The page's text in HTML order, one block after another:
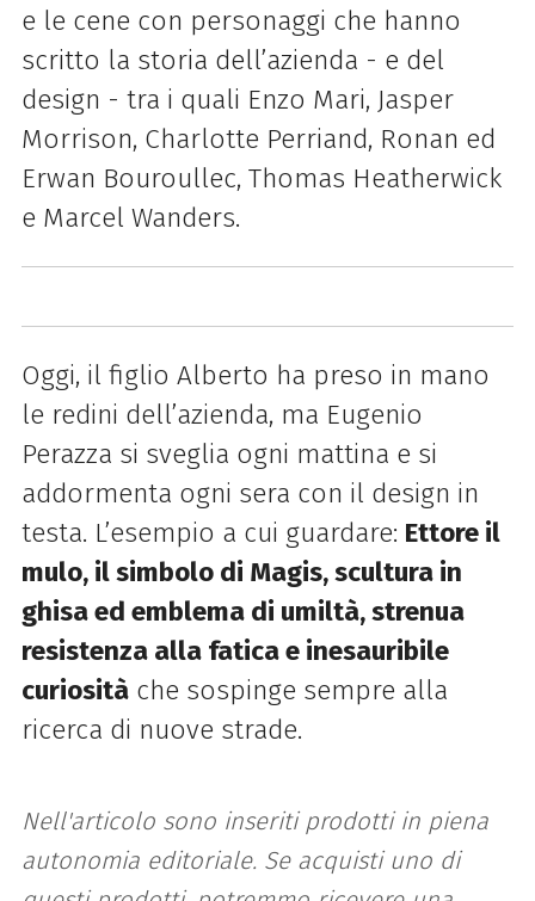
e le cene con personaggi che hanno
scritto la storia dell’azienda - e del
design - tra i quali Enzo Mari, Jasper
Morrison, Charlotte Perriand, Ronan ed
Erwan Bouroullec, Thomas Heatherwick
e Marcel Wanders.
Oggi, il figlio Alberto ha preso in mano
le redini dell’azienda, ma Eugenio
Perazza si sveglia ogni mattina e si
addormenta ogni sera con il design in
testa. L’esempio a cui guardare: Ettore il
mulo, il simbolo di Magis, scultura in
ghisa ed emblema di umiltà, strenua
resistenza alla fatica e inesauribile
curiositàche sospinge sempre alla
ricerca di nuove strade.
Nell'articolo sono inseriti prodotti in piena
autonomia editoriale. Se acquisti uno di